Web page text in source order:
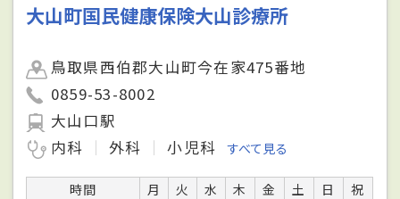
大山町国民健康保険大山診療所
鳥取県西伯郡大山町今在家475番地
0859-53-8002
大山口駅
内科
外科 小児科 すべて見る
時間 月 火 水 木 金 土 日
祝